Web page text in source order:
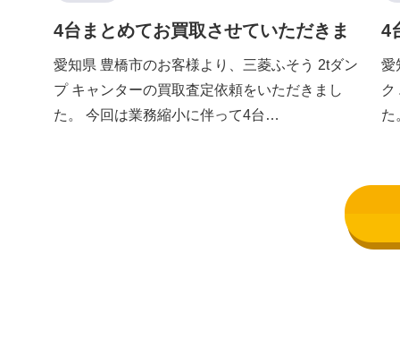
4台まとめてお買取させていただきま
した③
愛知県 豊橋市のお客様より、三菱ふそう 2tダン
プ キャンターの買取査定依頼をいただきまし
た。 今回は業務縮小に伴って4台…
4
愛
ク
た